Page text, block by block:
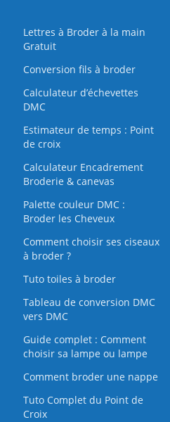
Lettres à Broder à la main
Gratuit
Conversion fils à broder
Calculateur d’échevettes
DMC
Estimateur de temps : Point
de croix
Calculateur Encadrement
Broderie & canevas
Palette couleur DMC :
Broder les Cheveux
Comment choisir ses ciseaux
à broder ?
Tuto toiles à broder
Tableau de conversion DMC
vers DMC
Guide complet : Comment
choisir sa lampe ou lampe
Comment broder une nappe
Tuto Complet du Point de
Croix